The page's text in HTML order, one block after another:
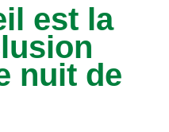
est la
nuit de